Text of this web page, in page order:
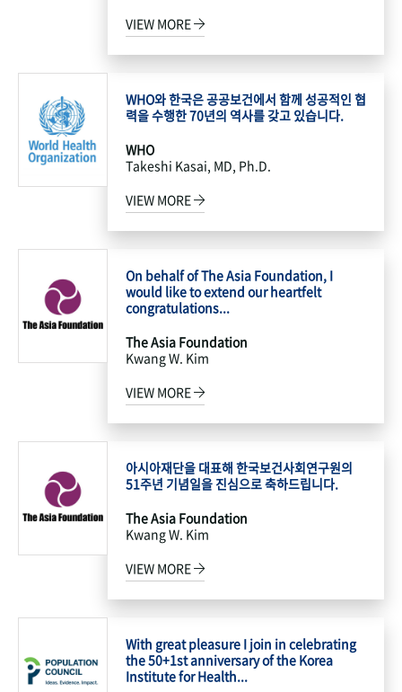
VIEW MORE
WHO와 한국은 공공보건에서 함께 성공적인 협
력을 수행한 70년의 역사를 갖고 있습니다.
WHO
Takeshi Kasai, MD, Ph.D.
VIEW MORE
On behalf of The Asia Foundation, I
would like to extend our heartfelt
congratulations...
The Asia Foundation
Kwang W. Kim
VIEW MORE
아시아재단을 대표해 한국보건사회연구원의
51주년 기념일을 진심으로 축하드립니다.
The Asia Foundation
Kwang W. Kim
VIEW MORE
With great pleasure I join in celebrating
the 50+1st anniversary of the Korea
Institute for Health...